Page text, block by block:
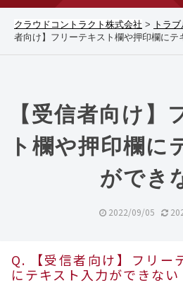
クラウドコントラクト株式会社 > トラ
者向け】フリーテキスト欄や押印欄にテ
【受信者向け】
ト欄や押印欄に
ができ
2022/09/05
【受信者向け】フリ
にテキスト入力ができない